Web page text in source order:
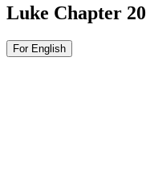
Luke Chapter 20
For English